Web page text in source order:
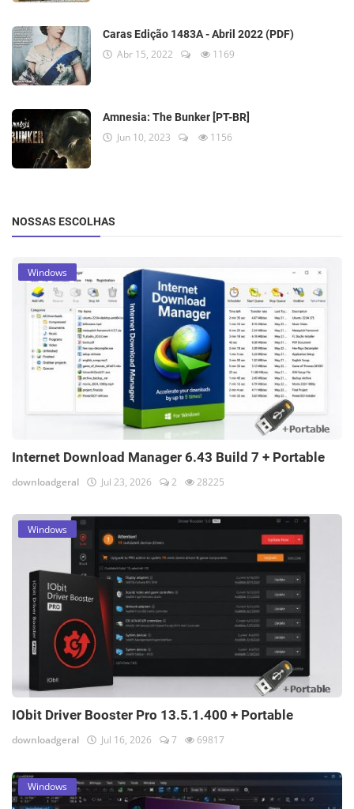
Caras Edição 1483A - Abril 2022 (PDF)
Abr 15, 2022 1169
Amnesia: The Bunker [PT-BR]
Jun 10, 2023 1156
NOSSAS ESCOLHAS
Windows
Internet Download Manager 6.43 Build 7 + Portable
downloadgeral Jul 23, 2026 2 28225
Windows
IObit Driver Booster Pro 13.5.1.400 + Portable
downloadgeral Jul 16, 2026 7 69817
Windows